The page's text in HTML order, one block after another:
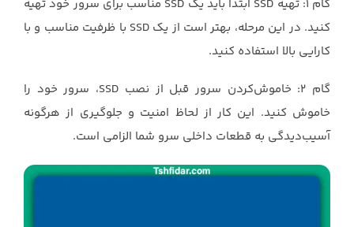
گام 1: تهیه SSD ابتدا باید یک SSD مناسب برای سرور خود تهیه
کنید. در این مرحله، بهتر است از یک SSD با ظرفیت مناسب و با
کارایی بالا استفاده کنید.
گام 2: خاموش‌کردن سرور قبل از نصب SSD، سرور خود را
خاموش کنید. این کار از لحاظ امنیت و جلوگیری از هرگونه
آسیب‌دیدگی به قطعات داخلی سرو شما الزامی است.